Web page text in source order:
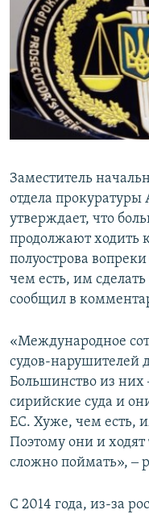
ПОБЕДИТЕЛЕЙ НЕ
КРЫМ.НЕПОКОРЕННЫЙ
ELIFBE
УКРАИНСКАЯ ПРОБЛЕМА
ПРИСОЕДИНЯЙТЕСЬ!
Все сайты RFE/RL
Заместитель
отдела
утверждает, что
продолжают ходить
полуострова
чем есть, им
сообщил в
«Международное
судов-нарушителей
Большинство из них
сирийские суда и
ЕС. Хуже, чем есть,
Поэтому они и ходят
сложно поймать», ‒
С 2014 года, из-за